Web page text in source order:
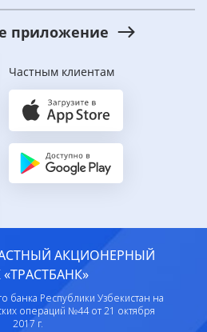
приложение
Частным клиентам
АКЦИОНЕРНЫЙ
банка Республики Узбекистан на
операций №44 от 21 октября
2017 г.